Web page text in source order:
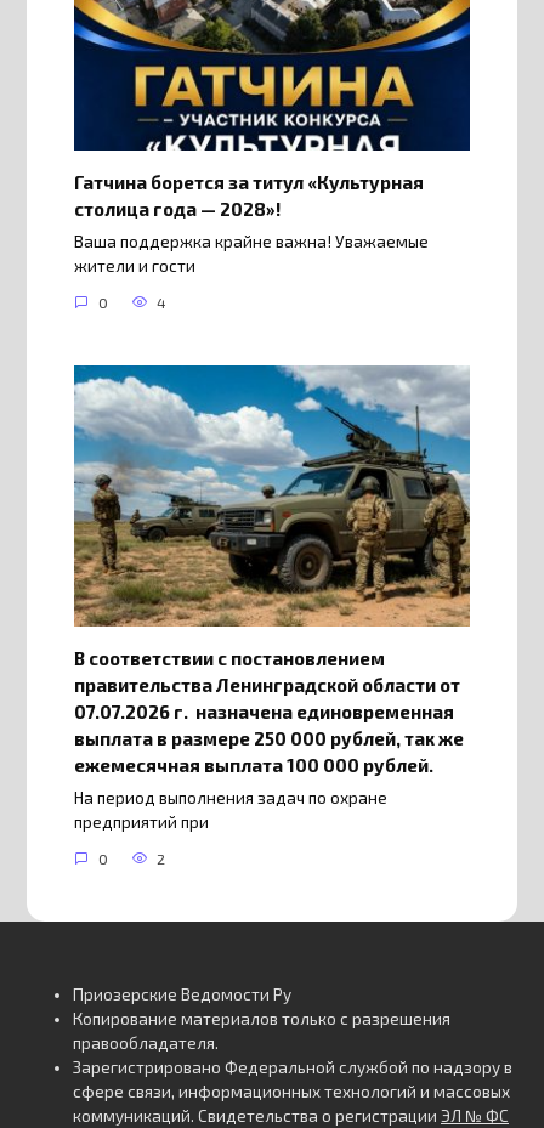
Гатчина борется за титул «Культурная
столица года — 2028»!
Ваша поддержка крайне важна! Уважаемые
жители и гости
0 4
В соответствии с постановлением
правительства Ленинградской области от
07.07.2026 г. назначена единовременная
выплата в размере 250 000 рублей, так же
ежемесячная выплата 100 000 рублей.
На период выполнения задач по охране
предприятий при
0 2
Приозерские Ведомости Ру
Копирование материалов только с разрешения
правообладателя.
Зарегистрировано Федеральной службой по надзору в
сфере связи, информационных технологий и массовых
коммуникаций. Свидетельства о регистрации ЭЛ № ФС